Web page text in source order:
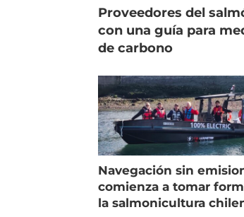
Proveedores del
con una guía para
de carbono
Navegación sin
comienza a tomar
la salmonicultura